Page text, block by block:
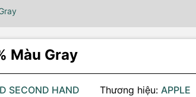
Màu Gray
SECOND HAND Thương hiệu: APPLE